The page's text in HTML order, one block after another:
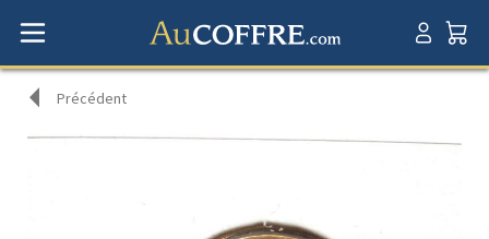
Précédent